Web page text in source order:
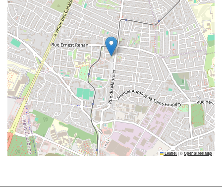
Leaflet |© OpenStreetMap